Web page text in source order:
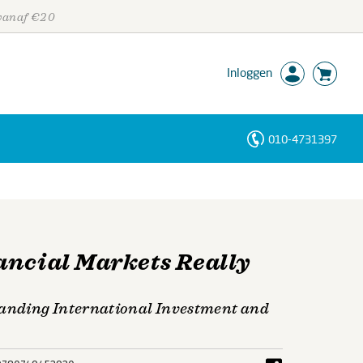
€20
Inloggen
010-4731397
Markets Really
International Investment and
Personen